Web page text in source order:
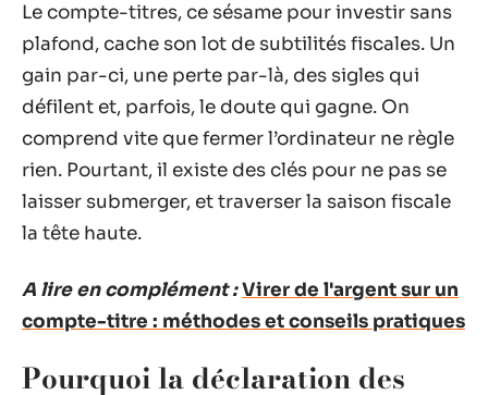
Le compte-titres, ce sésame pour investir sans
plafond, cache son lot de subtilités fiscales. Un
gain par-ci, une perte par-là, des sigles qui
défilent et, parfois, le doute qui gagne. On
comprend vite que fermer l’ordinateur ne règle
rien. Pourtant, il existe des clés pour ne pas se
laisser submerger, et traverser la saison fiscale
la tête haute.
A lire en complément :Virer de l'argent sur un
compte-titre : méthodes et conseils pratiques
Pourquoi la déclaration des